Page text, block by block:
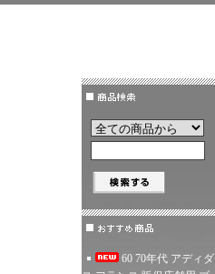
60 70年代 アディダ